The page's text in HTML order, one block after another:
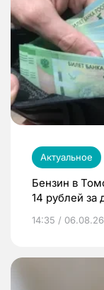
Актуальное
Бензин в
14 рублей за
14:35 / 06.08.26